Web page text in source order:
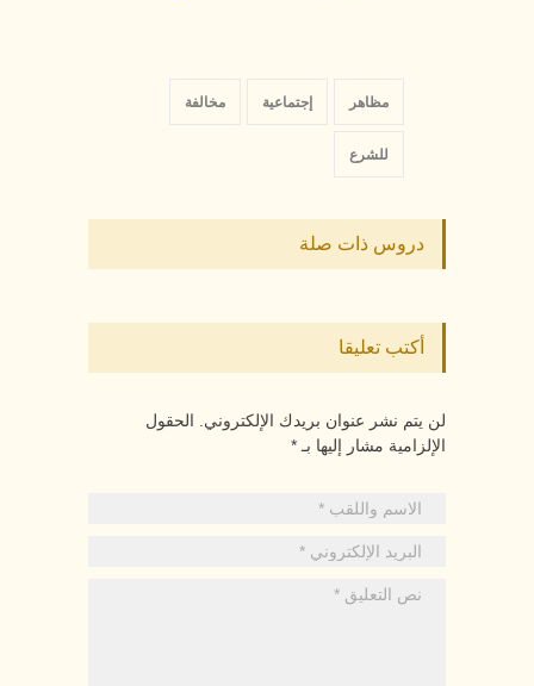
مظاهر إجتماعية مخالفة
للشرع
دروس ذات صلة
أكتب تعليقا
لن يتم نشر عنوان بريدك الإلكتروني. الحقول
الإلزامية مشار إليها بـ *